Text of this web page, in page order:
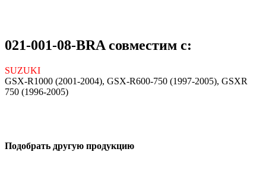
021-001-08-BRA совместим с:
SUZUKI
GSX-R1000 (2001-2004), GSX-R600-750 (1997-2005), GSXR
750 (1996-2005)
Подобрать другую продукцию